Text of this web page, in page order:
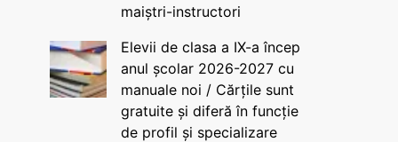
maiștri-instructori
Elevii de clasa a IX-a încep
anul școlar 2026-2027 cu
manuale noi / Cărțile sunt
gratuite și diferă în funcție
de profil și specializare